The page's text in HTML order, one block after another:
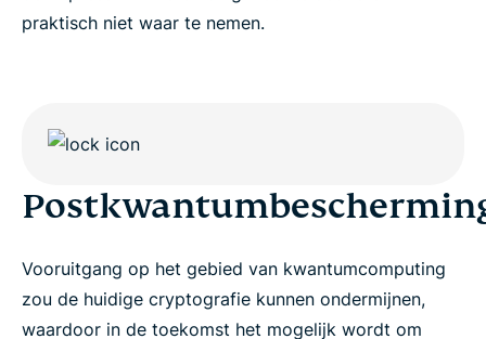
praktisch niet waar te nemen.
Vooruitgang op het gebied van kwantumcomputing
zou de huidige cryptografie kunnen ondermijnen,
waardoor in de toekomst het mogelijk wordt om